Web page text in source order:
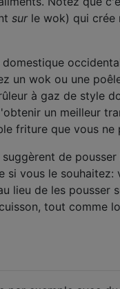
sur le wok) qui crée
un wok ou une
à gaz de style
un meilleur
friture que vous
de
si vous le
lieu de les pousser
tout comme